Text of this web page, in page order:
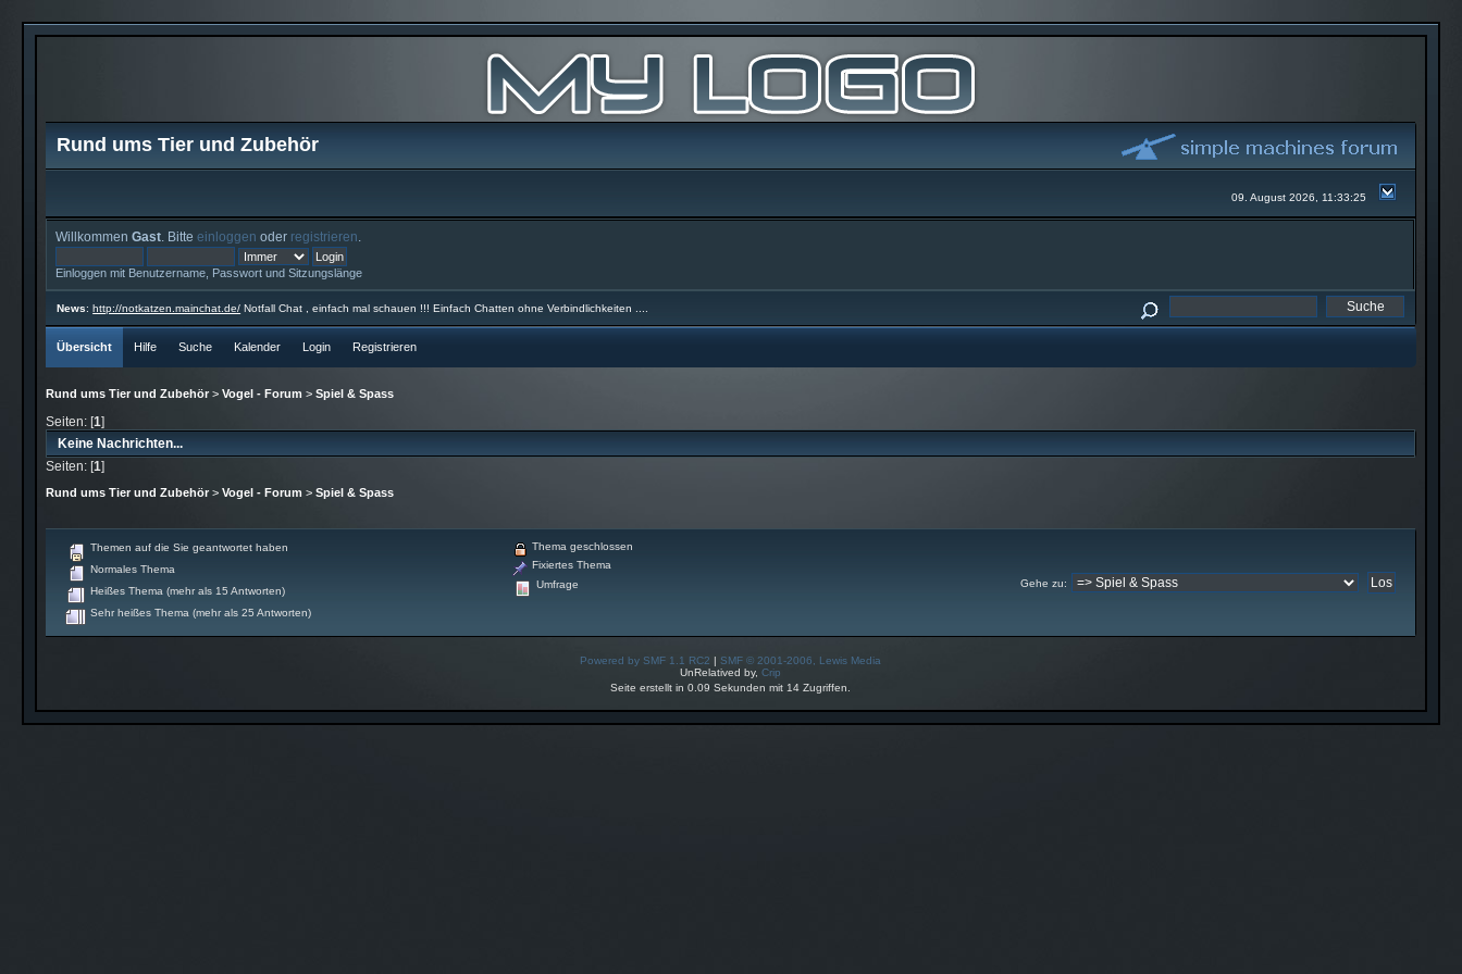
Rund ums Tier und Zubehör
09. August 2026, 11:33:25
WillkommenGast . Bitteeinloggen oder registrieren
Einloggen mit Benutzername, Passwort und Sitzungslänge
News:http://notkatzen.mainchat.de/ Notfall Chat , einfach mal schauen !!! Einfach Chatten ohne Verbindlichkeiten ....
Übersicht Hilfe Suche Kalender Login Registrieren
Rund ums Tier und Zubehör >Vogel - Forum >Spiel & Spass
Seiten: [1]
Keine Nachrichten...
Seiten: [1]
Rund ums Tier und Zubehör >Vogel - Forum >Spiel & Spass
Themen auf die Sie geantwortet haben
Normales Thema
Heißes Thema (mehr als 15 Antworten)
Sehr heißes Thema (mehr als 25 Antworten)
Thema geschlossen
Fixiertes Thema
Umfrage
Gehe zu:
Powered by SMF 1.1 RC2 | SMF © 2001-2006, Lewis Media
UnRelatived by,Crip
Seite erstellt in 0.09 Sekunden mit 14 Zugriffen.